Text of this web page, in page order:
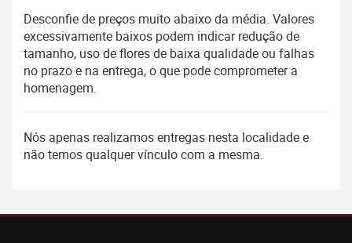
Desconfie de preços muito abaixo da média. Valores
excessivamente baixos podem indicar redução de
tamanho, uso de flores de baixa qualidade ou falhas
no prazo e na entrega, o que pode comprometer a
homenagem.
Nós apenas realizamos entregas nesta localidade e
não temos qualquer vínculo com a mesma.